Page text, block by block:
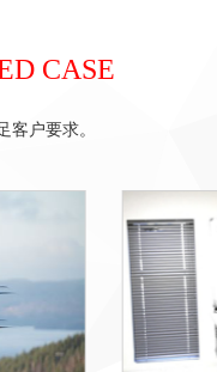
CASE
客户要求。